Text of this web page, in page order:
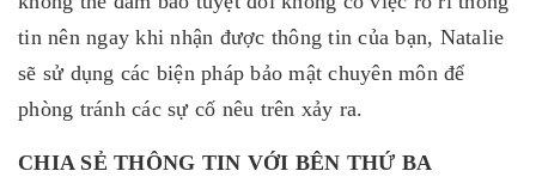
tin nên ngay khi nhận được thông tin của bạn, Natalie
sẽ sử dụng các biện pháp bảo mật chuyên môn để
phòng tránh các sự cố nêu trên xảy ra.
CHIA SẺ THÔNG TIN VỚI BÊN THỨ BA